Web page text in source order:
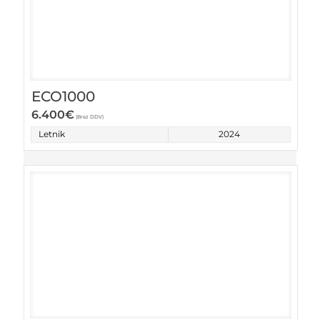
ECO1000
6.400€ (Brez DDV)
Letnik 2024